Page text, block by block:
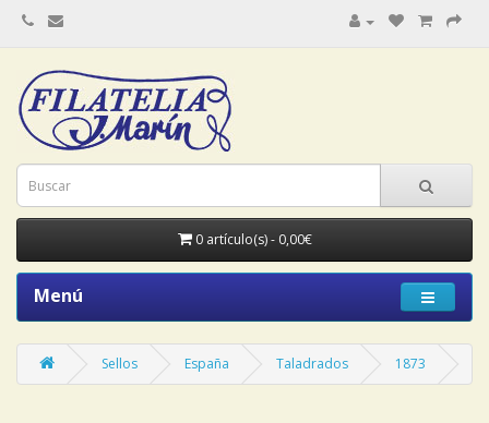
0 artículo(s) - 0,00€
Menú
Sellos España Taladrados 1873